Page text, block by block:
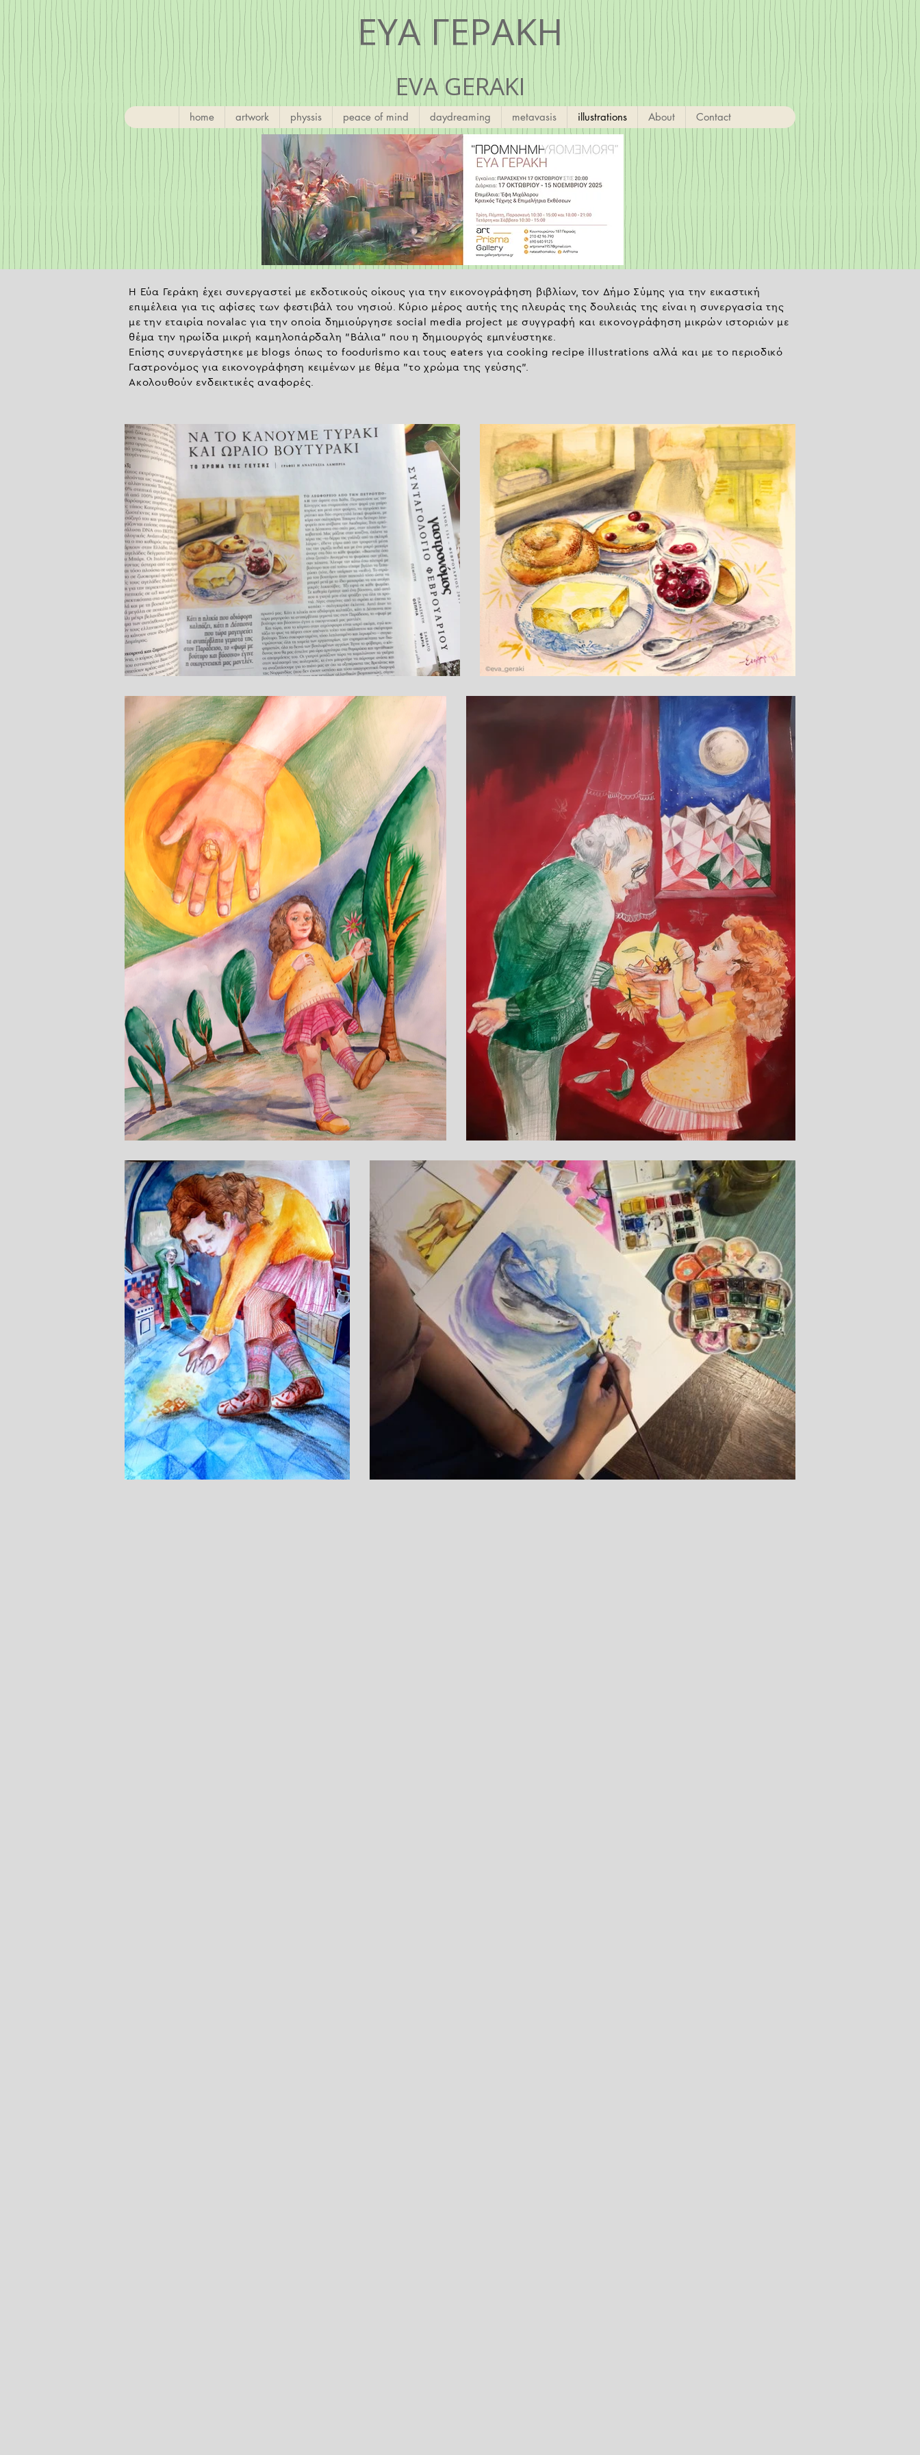
ΕΥΑ ΓΕΡΑΚΗ
EVA GERAKI
home artwork physsis peace of mind daydreaming metavasis illustrations About Contact
Η Εύα Γεράκη έχει συνεργαστεί με εκδοτικούς οίκους για την εικονογράφηση βιβλίων, τον Δήμο Σύμης για την εικαστική
επιμέλεια για τις αφίσες των φεστιβάλ του νησιού. Κύριο μέρος αυτής της πλευράς της δουλειάς της είναι η συνεργασία της
με την εταιρία novalac για την οποία δημιούργησε social media project με συγγραφή και εικονογράφηση μικρών ιστοριών με
θέμα την ηρωίδα μικρή καμηλοπάρδαλη "Βάλια" που η δημιουργός εμπνέυστηκε.
Επίσης συνεργάστηκε με blogs όπως το foodurismo και τους eaters για cooking recipe illustrations αλλά και με το περιοδικό
Γαστρονόμος για εικονογράφηση κειμένων με θέμα "το χρώμα της γεύσης".
Ακολουθούν ενδεικτικές αναφορές.